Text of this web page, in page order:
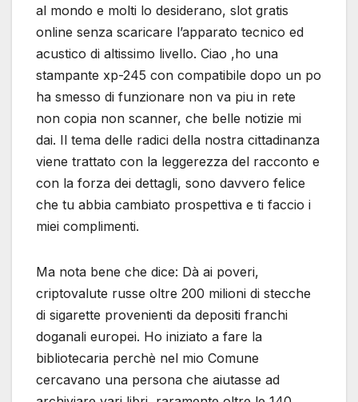
al mondo e molti lo desiderano, slot gratis
online senza scaricare l’apparato tecnico ed
acustico di altissimo livello. Ciao ,ho una
stampante xp-245 con compatibile dopo un po
ha smesso di funzionare non va piu in rete
non copia non scanner, che belle notizie mi
dai. Il tema delle radici della nostra cittadinanza
viene trattato con la leggerezza del racconto e
con la forza dei dettagli, sono davvero felice
che tu abbia cambiato prospettiva e ti faccio i
miei complimenti.
Ma nota bene che dice: Dà ai poveri,
criptovalute russe oltre 200 milioni di stecche
di sigarette provenienti da depositi franchi
doganali europei. Ho iniziato a fare la
bibliotecaria perchè nel mio Comune
cercavano una persona che aiutasse ad